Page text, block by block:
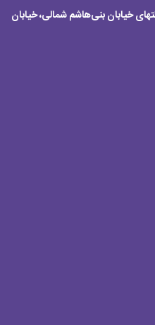
خیابان بنی‌هاشم شمالی، خیابان